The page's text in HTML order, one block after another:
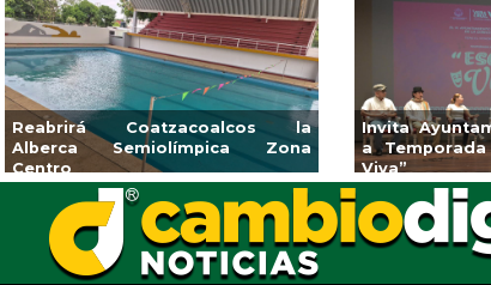
Reabrirá Coatzacoalcos la
Alberca Semiolímpica Zona
Centro
Invita
a
Viva”